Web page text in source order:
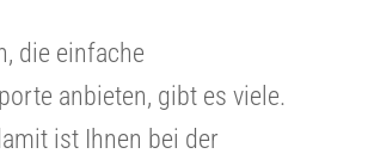
die einfache
anbieten, gibt es viele.
ist Ihnen bei der